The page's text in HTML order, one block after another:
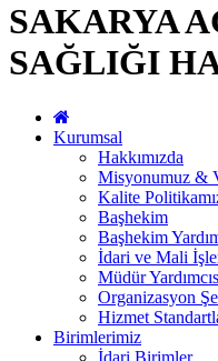
SAKARYA
SAĞLIĞI
Kurumsal
Hakkımızda
Misyonumuz &
Kalite
Başhekim
Başhekim
İdari ve Mali
Müdür
Organizasyon
Hizmet
Birimlerimiz
İdari Birimler